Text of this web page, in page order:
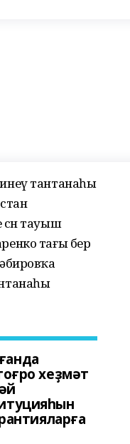
тантанаһы
тауыш
тағы бер
хеҙмәт